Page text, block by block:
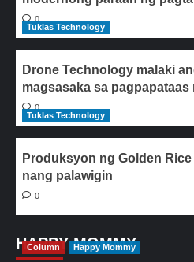
0
Tuklas Technology
Drone Technology malaki
magsasaka sa
0
Tuklas Technology
Produksyon ng Golden
nang palawigin
0
HAPPY MOMMY
Column Happy Mommy